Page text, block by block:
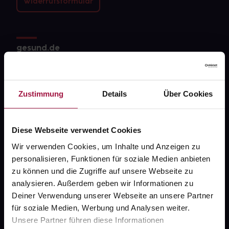
Zustimmung Details Über Cookies
Diese Webseite verwendet Cookies
Wir verwenden Cookies, um Inhalte und Anzeigen zu
personalisieren, Funktionen für soziale Medien anbieten
zu können und die Zugriffe auf unsere Webseite zu
analysieren. Außerdem geben wir Informationen zu
Deiner Verwendung unserer Webseite an unsere Partner
für soziale Medien, Werbung und Analysen weiter.
Unsere Partner führen diese Informationen
gesund.de
Karriere
Newsletter
Barrierefreiheitserklärung
PAYBACK
gesund-versorger.de
Sanitätshäuser
Datenschutz
AGB